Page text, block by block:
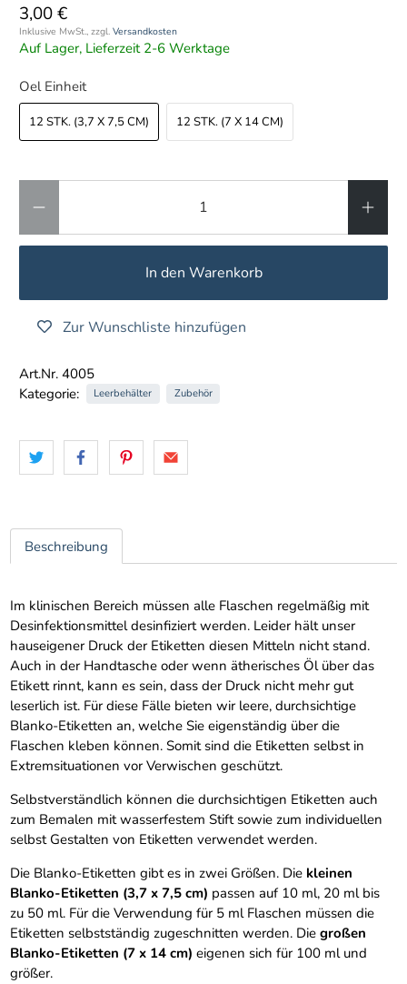
3,00 €
Inklusive MwSt., zzgl.Versandkosten
Auf Lager, Lieferzeit 2-6 Werktage
Oel Einheit
12 STK. (3,7 X 7,5 CM) 12 STK. (7 X 14 CM)
In den Warenkorb
Zur Wunschliste hinzufügen
Art.Nr. 4005
Kategorie:
Leerbehälter Zubehör
Beschreibung
Im klinischen Bereich müssen alle Flaschen regelmäßig mit
Desinfektionsmittel desinfiziert werden. Leider hält unser
hauseigener Druck der Etiketten diesen Mitteln nicht stand.
Auch in der Handtasche oder wenn ätherisches Öl über das
Etikett rinnt, kann es sein, dass der Druck nicht mehr gut
leserlich ist. Für diese Fälle bieten wir leere, durchsichtige
Blanko-Etiketten an, welche Sie eigenständig über die
Flaschen kleben können. Somit sind die Etiketten selbst in
Extremsituationen vor Verwischen geschützt.
Selbstverständlich können die durchsichtigen Etiketten auch
zum Bemalen mit wasserfestem Stift sowie zum individuellen
selbst Gestalten von Etiketten verwendet werden.
Die Blanko-Etiketten gibt es in zwei Größen. Die kleinen
Blanko-Etiketten (3,7 x 7,5 cm) passen auf 10 ml, 20 ml bis
zu 50 ml. Für die Verwendung für 5 ml Flaschen müssen die
Etiketten selbstständig zugeschnitten werden. Diegroßen
Blanko-Etiketten (7 x 14 cm) eigenen sich für 100 ml und
größer.